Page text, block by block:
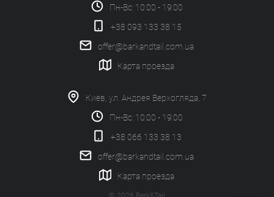
Пн-Вс: 10:00 - 19:00
+38 093 133 38 15
offer@barkandtail.com.ua
Карта проезда
Киев, ул. Андрея Верхогляда, 7
Пн-Вс: 10:00 - 19:00
+38 066 133 38 13
offer@barkandtail.com.ua
Карта проезда